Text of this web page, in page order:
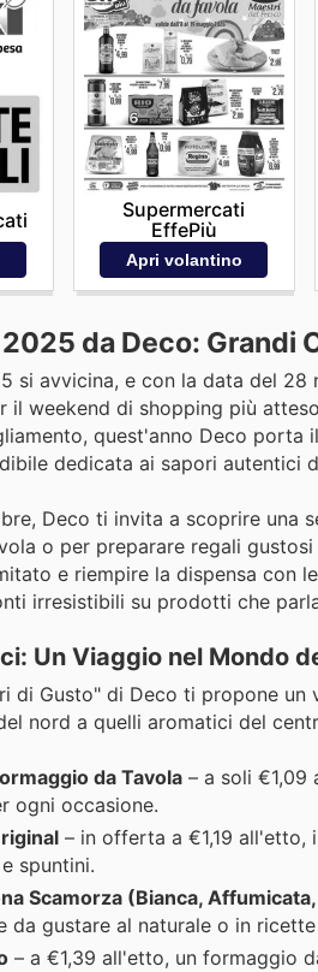
Supermercati
EffePiù
Apri volantino
da Deco: Grandi
si avvicina, e con la data del
il weekend di shopping più
quest'anno Deco porta
dedicata ai sapori autentici
Deco ti invita a scoprire
o per preparare regali
e riempire la dispensa con
irresistibili su prodotti che
Un Viaggio nel Mondo
di Gusto" di Deco ti propone
nord a quelli aromatici del
da Tavola – a soli
ogni occasione.
– in offerta a €1,19 all'etto,
spuntini.
Scamorza (Bianca,
da gustare al naturale o in
– a €1,39 all'etto, un formaggio